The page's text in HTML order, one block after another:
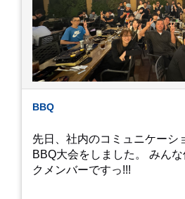
かえるというのは厳しいん
私たち、生かされている以上
ないともったいないなと メ
ら教えていただきました。
BBQ
先日、社内のコミュニケーシ
BBQ大会をしました。 みん
クメンバーですっ!!!